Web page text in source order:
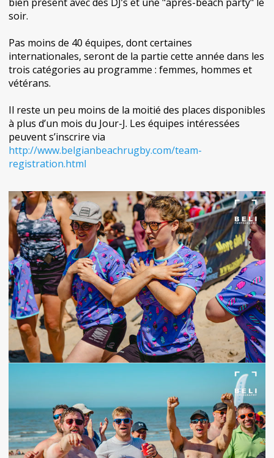
soir.
Pas moins de 40 équipes, dont certaines
internationales, seront de la partie cette année dans les
trois catégories au programme : femmes, hommes et
vétérans.
Il reste un peu moins de la moitié des places disponibles
à plus d’un mois du Jour-J. Les équipes intéressées
peuvent s’inscrire via
http://www.belgianbeachrugby.com/team-
registration.html